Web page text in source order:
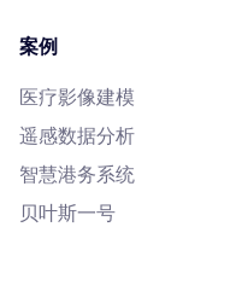
案例
医疗影像建模
遥感数据分析
智慧港务系统
贝叶斯一号